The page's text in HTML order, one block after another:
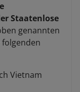
Staatenlose
genannten
Vietnam